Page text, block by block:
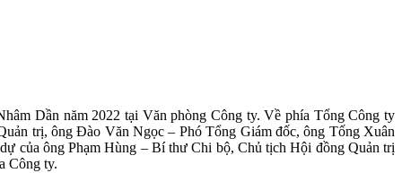
Dần năm 2022 tại Văn phòng Công ty. Về phía Tổng Công ty
trị, ông Đào Văn Ngọc – Phó Tổng Giám đốc, ông Tống Xuân
của ông Phạm Hùng – Bí thư Chi bộ, Chủ tịch Hội đồng Quản trị
Công ty.